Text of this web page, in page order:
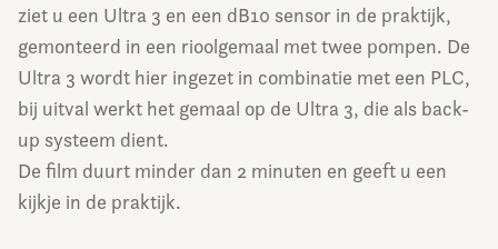
ziet u een Ultra 3 en een dB10 sensor in de praktijk,
gemonteerd in een rioolgemaal met twee pompen. De
Ultra 3 wordt hier ingezet in combinatie met een PLC,
bij uitval werkt het gemaal op de Ultra 3, die als back-
up systeem dient.
De film duurt minder dan 2 minuten en geeft u een
kijkje in de praktijk.